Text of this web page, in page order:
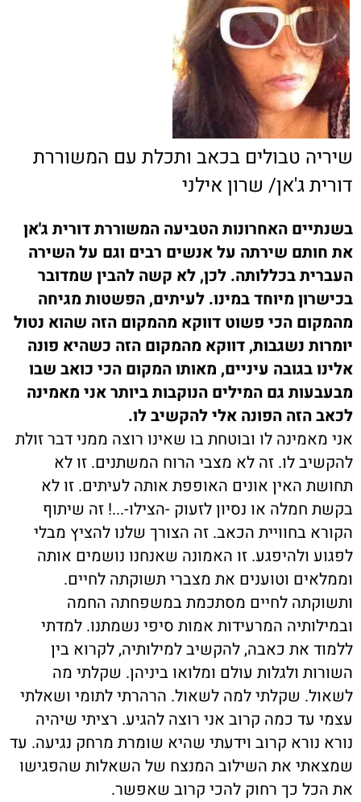
שיריה טבולים בכאב ותכלת עם המשוררת
דורית ג'אן/ שרון אילני
בשנתיים האחרונות הטביעה המשוררת דורית ג'אן
את חותם שירתה על אנשים רבים וגם על השירה
העברית בכללותה. לכן, לא קשה להבין שמדובר
בכישרון מיוחד במינו. לעיתים, הפשטות מגיחה
מהמקום הכי פשוט דווקא מהמקום הזה שהוא נטול
יומרות נשגבות, דווקא מהמקום הזה כשהיא פונה
אלינו בגובה עיניים, מאותו המקום הכי כואב שבו
מבעבעות גם המילים הנוקבות ביותר אני מאמינה
לכאב הזה הפונה אלי להקשיב לו.
אני מאמינה לו ובוטחת בו שאינו רוצה ממני דבר זולת
להקשיב לו. זה לא מצבי הרוח המשתנים. זו לא
תחושת האין אונים האופפת אותה לעיתים. זו לא
בקשת חמלה או נסיון לזעוק -הצילו-...! זה שיתוף
הקורא בחוויית הכאב. זה הצורך שלנו להציץ מבלי
לפגוע ולהיפגע. זו האמונה שאנחנו נושמים אותה
וממלאים וטוענים את מצברי תשוקתה לחיים.
ותשוקתה לחיים מסתכמת במשפחתה החמה
ובמילותיה המרעידות אמות סיפי נשמתנו. למדתי
ללמוד את כאבה, להקשיב למילותיה, לקרוא בין
השורות ולגלות עולם ומלואו ביניהן. שקלתי מה
לשאול. שקלתי למה לשאול. הרהרתי לתומי ושאלתי
עצמי עד כמה קרוב אני רוצה להגיע. רציתי שיהיה
נורא נורא קרוב וידעתי שהיא שומרת מרחק נגיעה. עד
שמצאתי את השילוב המנצח של השאלות שהפגישו
את הכל כך רחוק להכי קרוב שאפשר.